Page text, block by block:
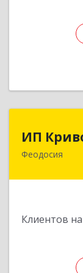
ИП
Феодосия
Клиентов